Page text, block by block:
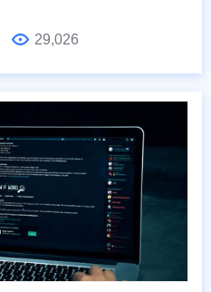
29,026